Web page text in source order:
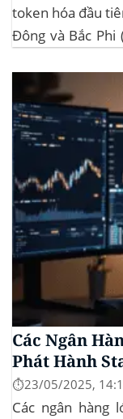
token hóa đầu
Đông và Bắc Phi
vào lĩnh vực bất
Các Ngân
Phát Hành
⏱️23/05/2025,
Các ngân hàng